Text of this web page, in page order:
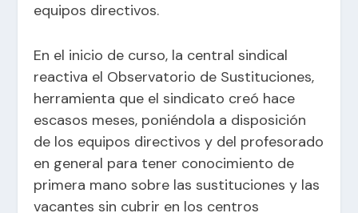
equipos directivos.
En el inicio de curso, la central sindical
reactiva el Observatorio de Sustituciones,
herramienta que el sindicato creó hace
escasos meses, poniéndola a disposición
de los equipos directivos y del profesorado
en general para tener conocimiento de
primera mano sobre las sustituciones y las
vacantes sin cubrir en los centros